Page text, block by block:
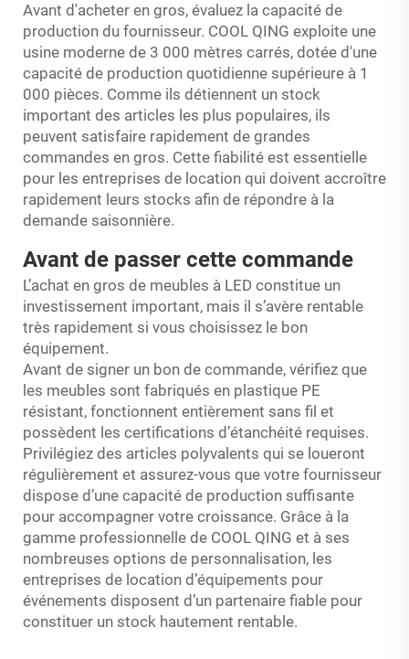
Avant d'acheter en gros, évaluez la capacité de
production du fournisseur. COOL QING exploite une
usine moderne de 3 000 mètres carrés, dotée d'une
capacité de production quotidienne supérieure à 1
000 pièces. Comme ils détiennent un stock
important des articles les plus populaires, ils
peuvent satisfaire rapidement de grandes
commandes en gros. Cette fiabilité est essentielle
pour les entreprises de location qui doivent accroître
rapidement leurs stocks afin de répondre à la
demande saisonnière.
Avant de passer cette commande
L’achat en gros de meubles à LED constitue un
investissement important, mais il s’avère rentable
très rapidement si vous choisissez le bon
équipement.
Avant de signer un bon de commande, vérifiez que
les meubles sont fabriqués en plastique PE
résistant, fonctionnent entièrement sans fil et
possèdent les certifications d’étanchéité requises.
Privilégiez des articles polyvalents qui se loueront
régulièrement et assurez-vous que votre fournisseur
dispose d’une capacité de production suffisante
pour accompagner votre croissance. Grâce à la
gamme professionnelle de COOL QING et à ses
nombreuses options de personnalisation, les
entreprises de location d’équipements pour
événements disposent d’un partenaire fiable pour
constituer un stock hautement rentable.